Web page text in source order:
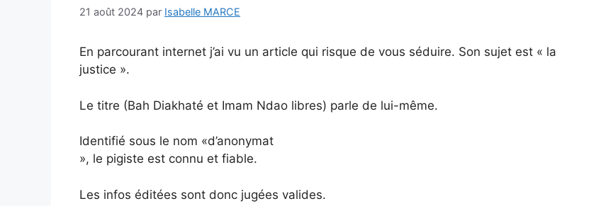
21 août 2024 par Isabelle MARCE
En parcourant internet j’ai vu un article qui risque de vous séduire. Son sujet est « la
justice ».
Le titre (Bah Diakhaté et Imam Ndao libres) parle de lui-même.
Identifié sous le nom «d’anonymat
», le pigiste est connu et fiable.
Les infos éditées sont donc jugées valides.